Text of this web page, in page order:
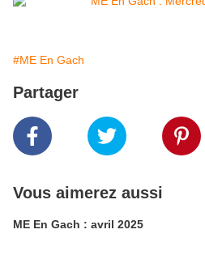
#ME En Gach
Partager
Vous aimerez aussi
ME En Gach : avril 2025